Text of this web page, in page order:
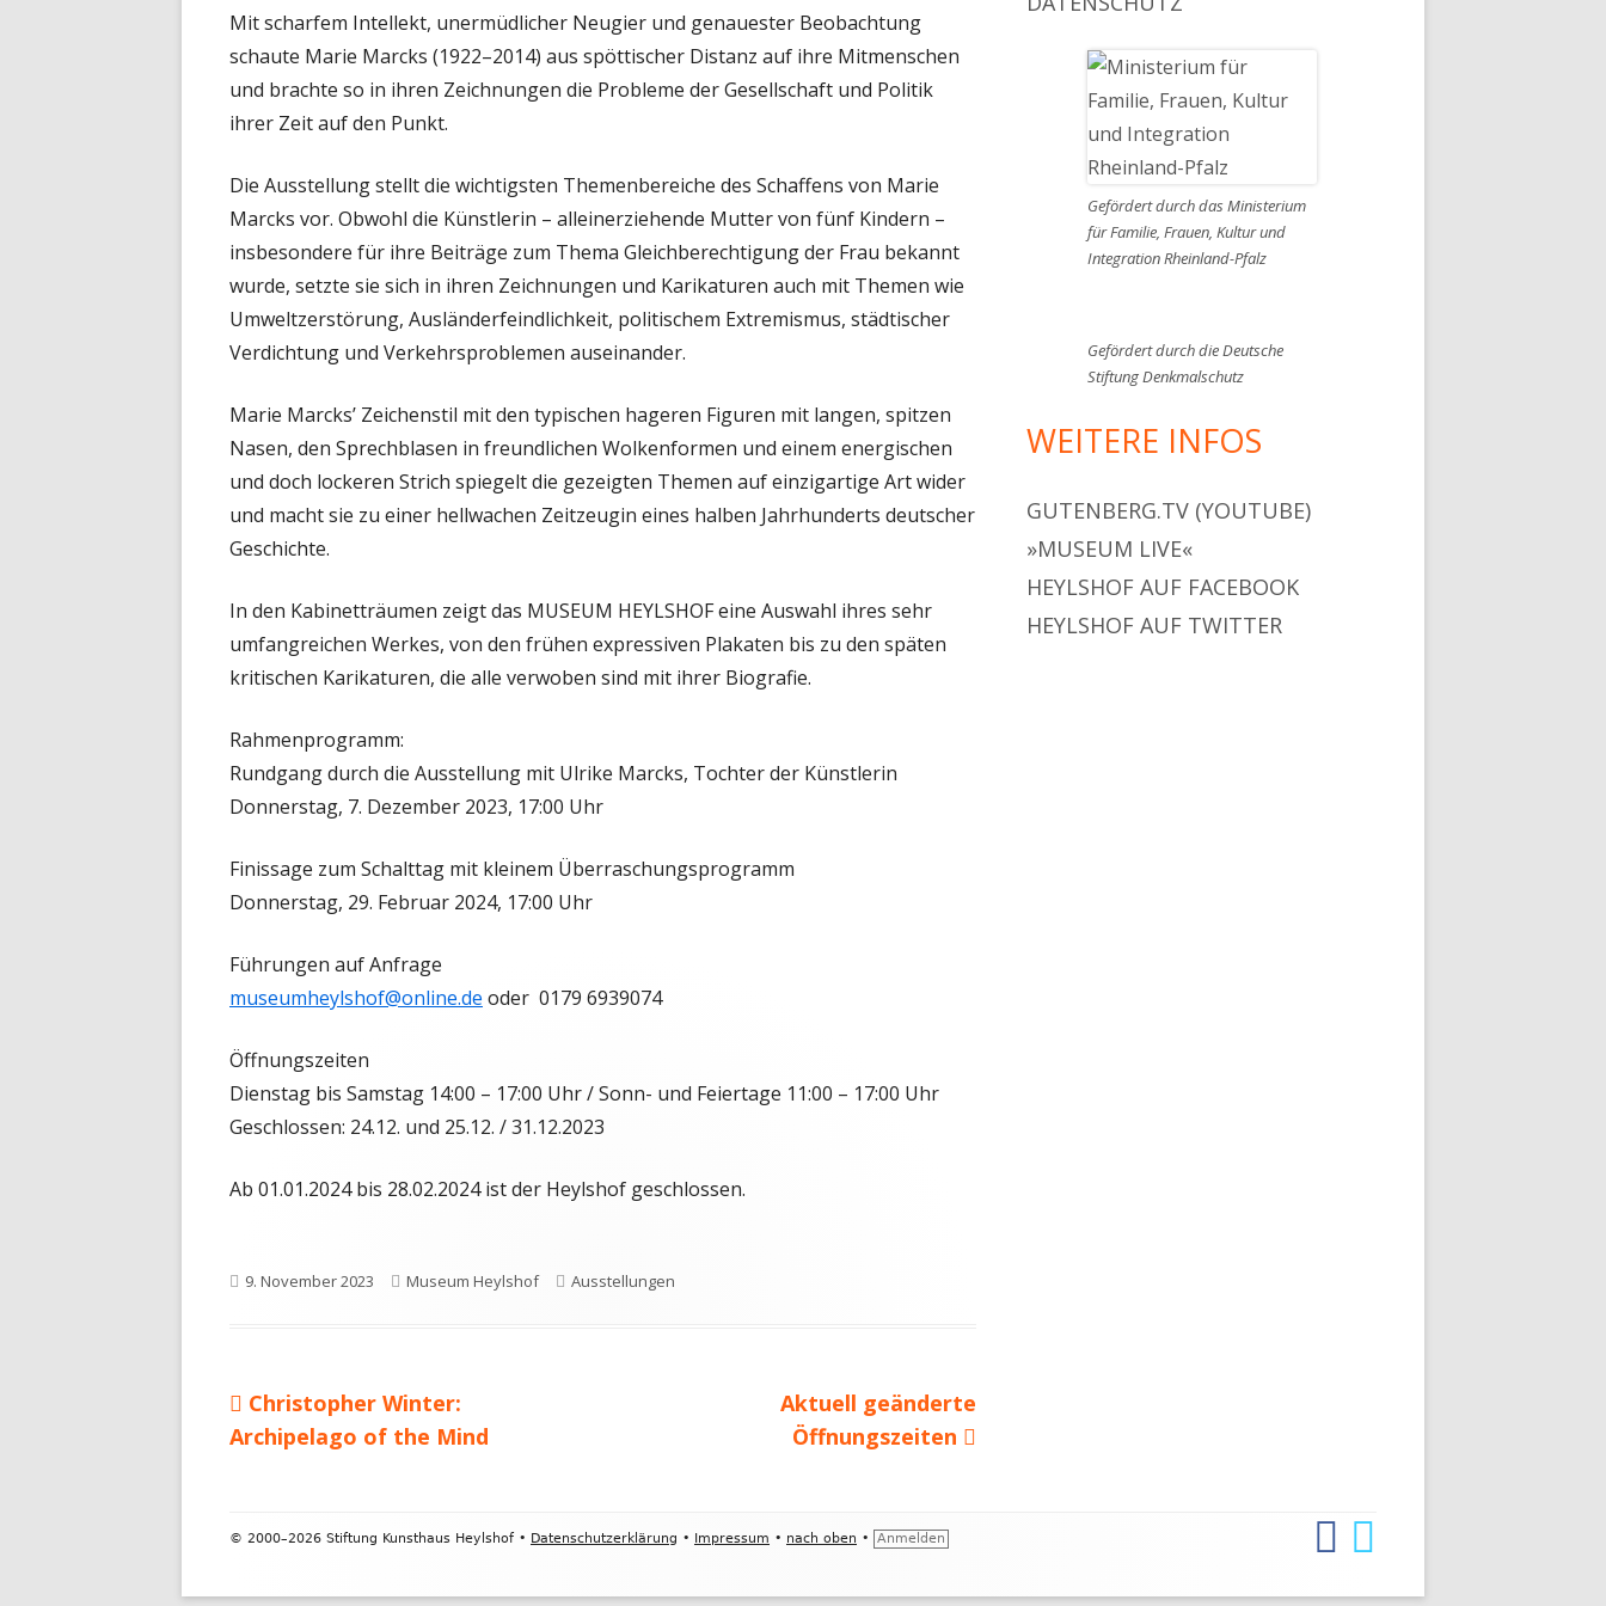
DIE KUNSTHÄNDLER
PRÄSENTATION DER GEMÄLDE
Mit scharfem Intellekt, unermüdlicher Neugier und genauester Beobachtung
schaute Marie Marcks (1922–2014) aus spöttischer Distanz auf ihre Mitmenschen
und brachte so in ihren Zeichnungen die Probleme der Gesellschaft und Politik
ihrer Zeit auf den Punkt.
Die Ausstellung stellt die wichtigsten Themenbereiche des Schaffens von Marie
Marcks vor. Obwohl die Künstlerin – alleinerziehende Mutter von fünf Kindern –
insbesondere für ihre Beiträge zum Thema Gleichberechtigung der Frau bekannt
wurde, setzte sie sich in ihren Zeichnungen und Karikaturen auch mit Themen wie
Umweltzerstörung, Ausländerfeindlichkeit, politischem Extremismus, städtischer
Verdichtung und Verkehrsproblemen auseinander.
Marie Marcks’ Zeichenstil mit den typischen hageren Figuren mit langen, spitzen
Nasen, den Sprechblasen in freundlichen Wolkenformen und einem energischen
und doch lockeren Strich spiegelt die gezeigten Themen auf einzigartige Art wider
und macht sie zu einer hellwachen Zeitzeugin eines halben Jahrhunderts deutscher
Geschichte.
In den Kabinetträumen zeigt das MUSEUM HEYLSHOF eine Auswahl ihres sehr
umfangreichen Werkes, von den frühen expressiven Plakaten bis zu den späten
kritischen Karikaturen, die alle verwoben sind mit ihrer Biografie.
Rahmenprogramm:
Rundgang durch die Ausstellung mit Ulrike Marcks, Tochter der Künstlerin
Donnerstag, 7. Dezember 2023, 17:00 Uhr
Finissage zum Schalttag mit kleinem Überraschungsprogramm
Donnerstag, 29. Februar 2024, 17:00 Uhr
Führungen auf Anfrage
museumheylshof@online.de oder 0179 6939074
Öffnungszeiten
Dienstag bis Samstag 14:00 – 17:00 Uhr / Sonn- und Feiertage 11:00 – 17:00 Uhr
Geschlossen: 24.12. und 25.12. / 31.12.2023
Ab 01.01.2024 bis 28.02.2024 ist der Heylshof geschlossen.
Veröffentlicht
9. November 2023 Autor
Museum Heylshof Kategorien
Ausstellungen
Beitragsnavigation
Vorheriger
Beitrag:
Christopher Winter:
Archipelago of the Mind
Nächster
Beitrag
Aktuell geänderte
Öffnungszeiten
Gefördert durch das Ministerium
für Familie, Frauen, Kultur und
Integration Rheinland-Pfalz
Gefördert durch die Deutsche
Stiftung Denkmalschutz
WEITERE INFOS
GUTENBERG.TV (YOUTUBE)
»MUSEUM LIVE«
HEYLSHOF AUF FACEBOOK
HEYLSHOF AUF TWITTER
Footer
© 2000–2026 Stiftung Kunsthaus Heylshof • Datenschutzerklärung • Impressum • nach oben • Anmelden
Facebook